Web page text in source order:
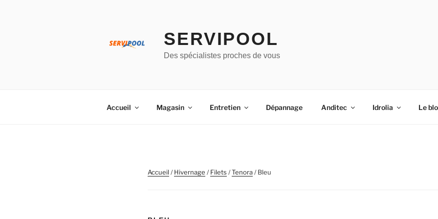
SERVIPOOL
Des spécialistes proches de vous
Accueil Magasin Entretien Dépannage Anditec Idrolia Le
Accueil/Hivernage /Filets /Tenora/ Bleu